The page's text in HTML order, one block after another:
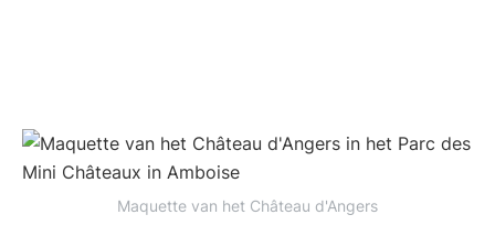
Maquette van het Château d'Angers